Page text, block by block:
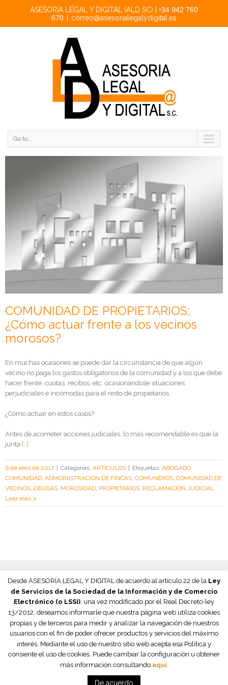
ASESORÍA LEGAL Y DIGITAL (ALD SC) | +34 942 760
670
correo@asesorialegalydigital.es
Go to...
COMUNIDAD DE PROPIETARIOS:
¿Cómo actuar frente a los vecinos
morosos?
En muchas ocasiones se puede dar la circunstancia de que algún
vecino no paga los gastos obligatorios de la comunidad y a los que debe
hacer frente: cuotas, recibos, etc. ocasionándose situaciones
perjudiciales e incómodas para el resto de propietarios.
¿Cómo actuar en estos casos?
Antes de acometer acciones judiciales, lo más recomendable es que la
junta […]
6 de abril de 2017 Categorías: ARTÍCULOS Etiquetas: ABOGADO
COMUNIDAD, ADMOINISTRACION DE FINCAS, COMUNEROS, COMUNIDAD DE
VECINOS, DEUDAS, MOROSIDAD, PROPIETARIOS, RECLAMACION JUDICIAL
Leer más
Asesoría Legal y Digital S.C.|Términos legales y condiciones
Propiedad Intelectual
Desde ASESORÍA LEGAL Y DIGITAL de acuerdo al artículo 22 de la Ley
de Servicios de la Sociedad de la Información y de Comercio
Electrónico (o LSSI), una vez modificado por el Real Decreto-ley
13/2012, deseamos informarle que nuestra página web utiliza cookies
propias y de terceros para medir y analizar la navegación de nuestros
usuarios con el fin de poder ofrecer productos y servicios del máximo
interés. Mediante el uso de nuestro sitio web acepta esa Política y
consiente el uso de cookies. Puede cambiar la configuración u obtener
más información consultando aquí.
De acuerdo